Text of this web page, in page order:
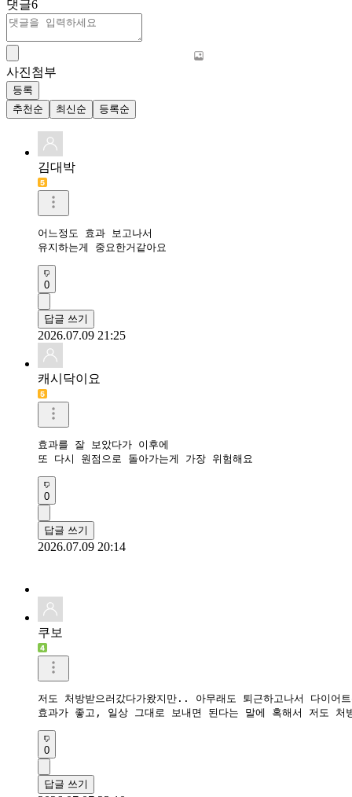
댓글6
사진첨부
등록
추천순
최신순 등록순
김대박
어느정도 효과 보고나서
유지하는게 중요한거같아요
0
답글 쓰기
2026.07.09 21:25
캐시닥이요
효과를 잘 보았다가 이후에
또 다시 원점으로 돌아가는게 가장 위험해요
0
답글 쓰기
2026.07.09 20:14
쿠보
저도 처방받으러갔다가왔지만.. 아무래도 퇴근하고나서 다이
효과가 좋고, 일상 그대로 보내면 된다는 말에 혹해서 저도 처
0
답글 쓰기